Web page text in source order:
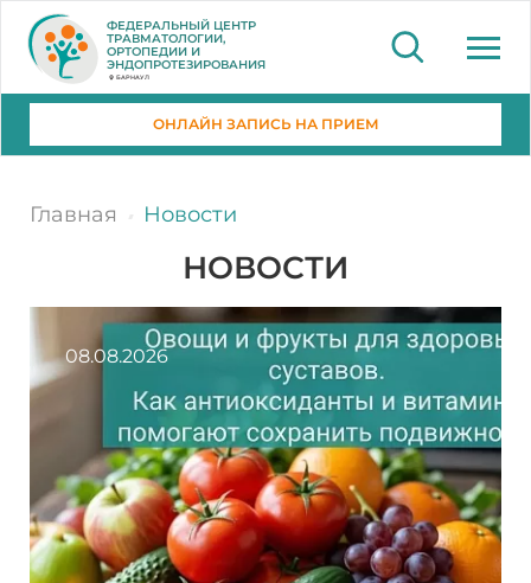
ФЕДЕРАЛЬНЫЙ ЦЕНТР
ТРАВМАТОЛОГИИ,
ОРТОПЕДИИ И
ЭНДОПРОТЕЗИРОВАНИЯ
БАРНАУЛ
ОНЛАЙН ЗАПИСЬ НА ПРИЕМ
Главная Новости
НОВОСТИ
08.08.2026